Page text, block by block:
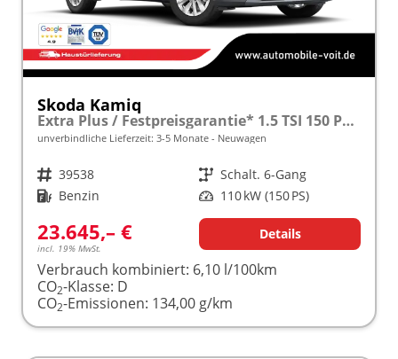
Skoda Kamiq
Extra Plus / Festpreisgarantie* 1.5 TSI 150 PS frei konfigurierbar!
unverbindliche Lieferzeit: 3-5 Monate Neuwagen
Fahrzeugnr. 39538 Getriebe Schalt. 6-Gang
Kraftstoff Benzin Leistung 110 kW (150 PS)
23.645,– €
incl. 19% MwSt.
Details
Verbrauch kombiniert: 6,10 l/100km
CO2-Klasse: D
CO2-Emissionen: 134,00 g/km